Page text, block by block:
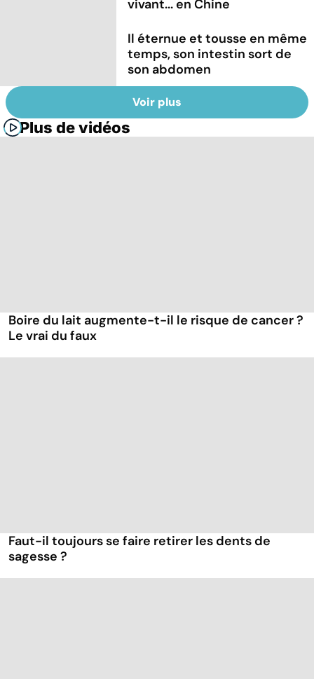
vivant... en Chine
Il éternue et tousse en même
temps, son intestin sort de
son abdomen
Voir plus
Plus de vidéos
Boire du lait augmente-t-il le risque de cancer ?
Le vrai du faux
Faut-il toujours se faire retirer les dents de
sagesse ?